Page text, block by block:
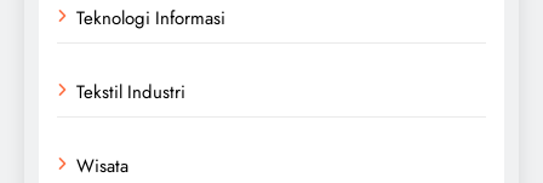
Teknologi Informasi
Tekstil Industri
Wisata